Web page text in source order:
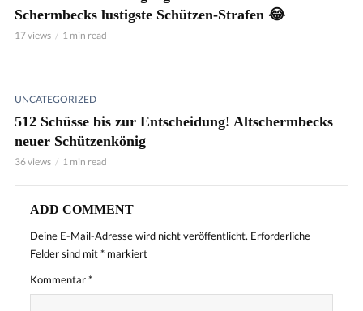
Schermbecks lustigste Schützen-Strafen 😂
17 views 1 min read
UNCATEGORIZED
512 Schüsse bis zur Entscheidung! Altschermbecks
neuer Schützenkönig
36 views 1 min read
ADD COMMENT
Deine E-Mail-Adresse wird nicht veröffentlicht. Erforderliche
Felder sind mit* markiert
Kommentar*